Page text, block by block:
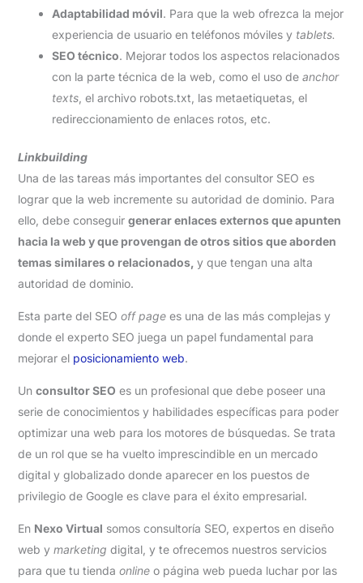
Adaptabilidad móvil. Para que la web ofrezca la mejor
experiencia de usuario en teléfonos móviles y tablets.
SEO técnico. Mejorar todos los aspectos relacionados
con la parte técnica de la web, como el uso de anchor
texts, el archivo robots.txt, las metaetiquetas, el
redireccionamiento de enlaces rotos, etc.
Linkbuilding
Una de las tareas más importantes del consultor SEO es
lograr que la web incremente su autoridad de dominio. Para
ello, debe conseguir generar enlaces externos que apunten
hacia la web y que provengan de otros sitios que aborden
temas similares o relacionados, y que tengan una alta
autoridad de dominio.
Esta parte del SEO off pagees una de las más complejas y
donde el experto SEO juega un papel fundamental para
mejorar el posicionamiento web.
Un consultor SEO es un profesional que debe poseer una
serie de conocimientos y habilidades específicas para poder
optimizar una web para los motores de búsquedas. Se trata
de un rol que se ha vuelto imprescindible en un mercado
digital y globalizado donde aparecer en los puestos de
privilegio de Google es clave para el éxito empresarial.
En Nexo Virtual somos consultoría SEO, expertos en diseño
web y marketing digital, y te ofrecemos nuestros servicios
para que tu tienda onlineo página web pueda luchar por las